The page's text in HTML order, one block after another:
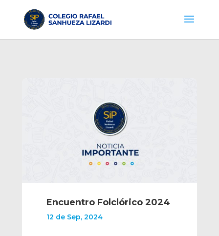
Encuentro Folclórico 2024
12 de Sep, 2024